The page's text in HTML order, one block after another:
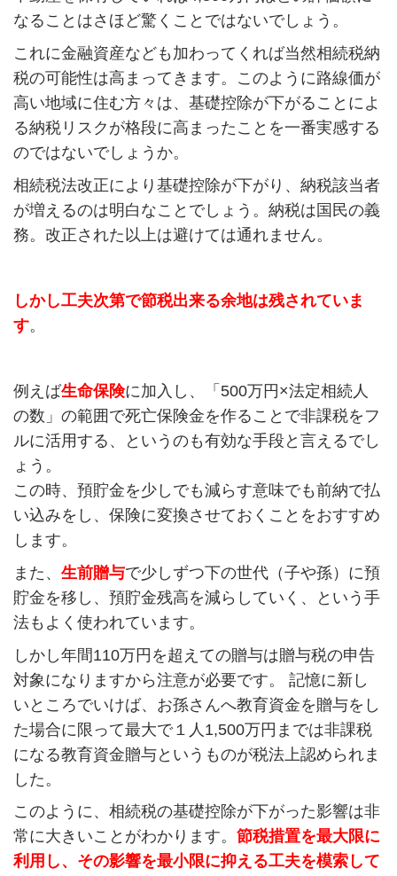
なることはさほど驚くことではないでしょう。
これに金融資産なども加わってくれば当然相続税納
税の可能性は高まってきます。このように路線価が
高い地域に住む方々は、基礎控除が下がることによ
る納税リスクが格段に高まったことを一番実感する
のではないでしょうか。
相続税法改正により基礎控除が下がり、納税該当者
が増えるのは明白なことでしょう。納税は国民の義
務。改正された以上は避けては通れません。
しかし工夫次第で節税出来る余地は残されていま
す。
例えば生命保険に加入し、「500万円×法定相続人
の数」の範囲で死亡保険金を作ることで非課税をフ
ルに活用する、というのも有効な手段と言えるでし
ょう。
この時、預貯金を少しでも減らす意味でも前納で払
い込みをし、保険に変換させておくことをおすすめ
します。
また、 生前贈与で少しずつ下の世代（子や孫）に預
貯金を移し、預貯金残高を減らしていく、という手
法もよく使われています。
しかし年間110万円を超えての贈与は贈与税の申告
対象になりますから注意が必要です。 記憶に新し
いところでいけば、お孫さんへ教育資金を贈与をし
た場合に限って最大で１人1,500万円までは非課税
になる教育資金贈与というものが税法上認められま
した。
このように、相続税の基礎控除が下がった影響は非
常に大きいことがわかります。 節税措置を最大限に
利用し、その影響を最小限に抑える工夫を模索して